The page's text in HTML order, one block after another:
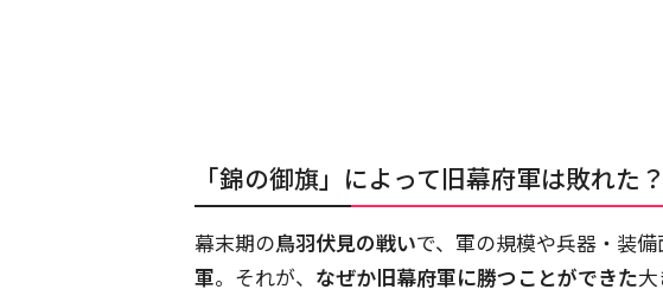
「錦の御旗」によって旧幕府軍は敗れた？
幕末期の鳥羽伏見の戦いで、軍の規模や兵器・装備
軍。それが、 なぜか旧幕府軍に勝つことができた